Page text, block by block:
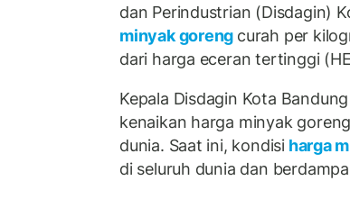
dan Perindustrian (Disdagin)
minyak goreng curah per
dari harga eceran tertinggi
Kepala Disdagin Kota
kenaikan harga minyak
dunia. Saat ini, kondisiharga
di seluruh dunia dan